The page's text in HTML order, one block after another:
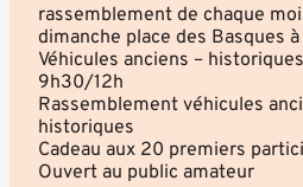
rassemblement de chaque
dimanche place des Basques
Véhicules anciens –
9h30/12h
Rassemblement véhicules
historiques
Cadeau aux 20 premiers
Ouvert au public amateur